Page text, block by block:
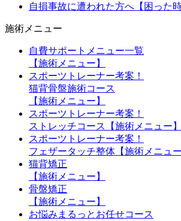
自損事故に遭われた方へ【困った
施術メニュー
自費サポートメニュー一覧
【施術メニュー】
スポーツトレーナー考案！
猫背骨盤施術コース
【施術メニュー】
スポーツトレーナー考案！
ストレッチコース【施術メニュー】
スポーツトレーナー考案！
フェザータッチ整体【施術メニュー
猫背矯正
【施術メニュー】
骨盤矯正
【施術メニュー】
お悩みまるっとお任せコース